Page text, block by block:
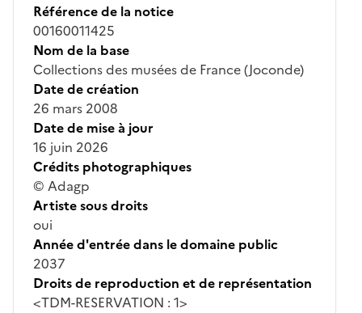
Référence de la notice
00160011425
Nom de la base
Collections des musées de France (Joconde)
Date de création
26 mars 2008
Date de mise à jour
16 juin 2026
Crédits photographiques
© Adagp
Artiste sous droits
oui
Année d'entrée dans le domaine public
2037
Droits de reproduction et de représentation
<TDM-RESERVATION : 1>